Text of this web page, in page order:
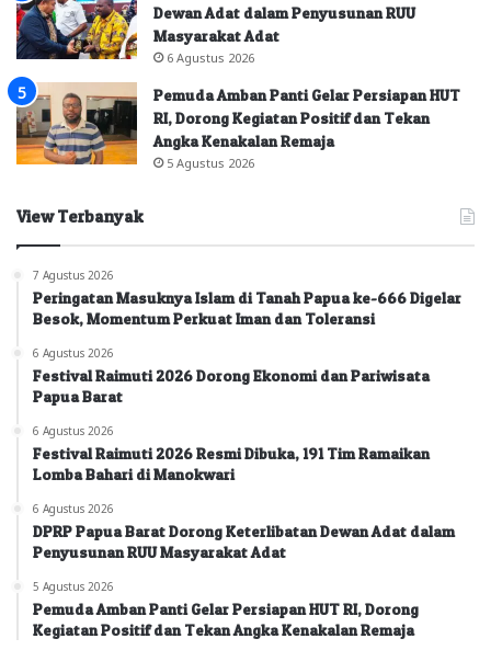
Dewan Adat dalam Penyusunan RUU
Masyarakat Adat
6 Agustus 2026
Pemuda Amban Panti Gelar Persiapan HUT
RI, Dorong Kegiatan Positif dan Tekan
Angka Kenakalan Remaja
5 Agustus 2026
View Terbanyak
7 Agustus 2026
Peringatan Masuknya Islam di Tanah Papua ke-666 Digelar
Besok, Momentum Perkuat Iman dan Toleransi
6 Agustus 2026
Festival Raimuti 2026 Dorong Ekonomi dan Pariwisata
Papua Barat
6 Agustus 2026
Festival Raimuti 2026 Resmi Dibuka, 191 Tim Ramaikan
Lomba Bahari di Manokwari
6 Agustus 2026
DPRP Papua Barat Dorong Keterlibatan Dewan Adat dalam
Penyusunan RUU Masyarakat Adat
5 Agustus 2026
Pemuda Amban Panti Gelar Persiapan HUT RI, Dorong
Kegiatan Positif dan Tekan Angka Kenakalan Remaja